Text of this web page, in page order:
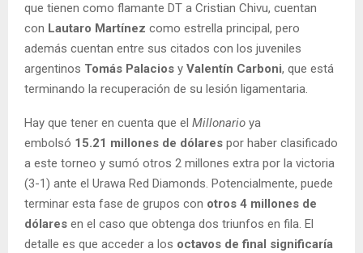
que tienen como flamante DT a Cristian Chivu, cuentan
con Lautaro Martínez como estrella principal, pero
además cuentan entre sus citados con los juveniles
argentinos Tomás Palacios y Valentín Carboni, que está
terminando la recuperación de su lesión ligamentaria.
Hay que tener en cuenta que el Millonario ya
embolsó 15.21 millones de dólares por haber clasificado
a este torneo y sumó otros 2 millones extra por la victoria
(3-1) ante el Urawa Red Diamonds. Potencialmente, puede
terminar esta fase de grupos con otros 4 millones de
dólares en el caso que obtenga dos triunfos en fila. El
detalle es que acceder a los octavos de final significaría